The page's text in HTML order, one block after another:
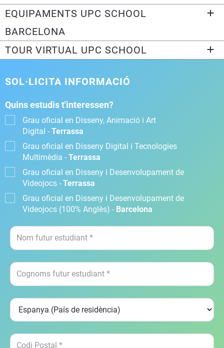
EQUIPAMENTS UPC SCHOOL
BARCELONA
TOUR VIRTUAL UPC SCHOOL
SOL·LICITA INFORMACIÓ
Quins estudis t'interessen?
Grau oficial en Disseny, Animació i Art
Digital - Terrassa
Grau oficial en Disseny Digital i Tecnologies
Multimèdia - Terrassa
Grau oficial en Disseny i Desenvolupament de
Videojocs - Terrassa
Grau oficial en Disseny i Desenvolupament de
Videojocs (100% Anglès) - Barcelona